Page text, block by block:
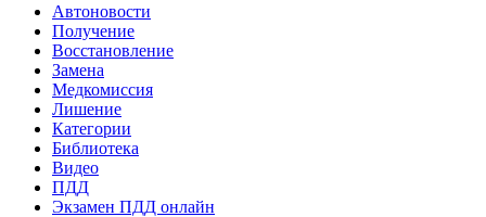
Автоновости
Получение
Восстановление
Замена
Медкомиссия
Лишение
Категории
Библиотека
Видео
ПДД
Экзамен ПДД онлайн